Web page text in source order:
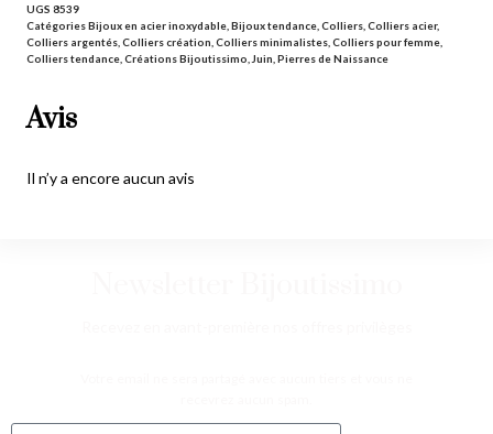
UGS 8539
CatégoriesBijoux en acier inoxydable Bijoux tendance Colliers Colliers acier,
Colliers argentés Colliers création Colliers minimalistes Colliers pour femme
Colliers tendance Créations Bijoutissimo Juin Pierres de Naissance
Avis
Il n’y a encore aucun avis